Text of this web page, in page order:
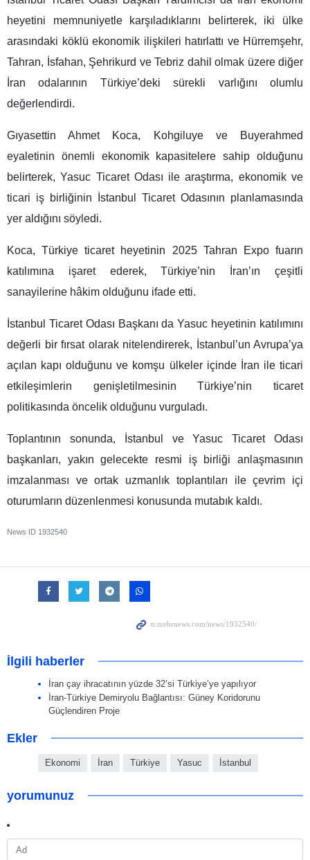
heyetini memnuniyetle karşıladıklarını belirterek, iki ülke
arasındaki köklü ekonomik ilişkileri hatırlattı ve Hürremşehr,
Tahran, İsfahan, Şehrikurd ve Tebriz dahil olmak üzere diğer
İran odalarının Türkiye’deki sürekli varlığını olumlu
değerlendirdi.
Gıyasettin Ahmet Koca, Kohgiluye ve Buyerahmed
eyaletinin önemli ekonomik kapasitelere sahip olduğunu
belirterek, Yasuc Ticaret Odası ile araştırma, ekonomik ve
ticari iş birliğinin İstanbul Ticaret Odasının planlamasında
yer aldığını söyledi.
Koca, Türkiye ticaret heyetinin 2025 Tahran Expo fuarın
katılımına işaret ederek, Türkiye’nin İran’ın çeşitli
sanayilerine hâkim olduğunu ifade etti.
İstanbul Ticaret Odası Başkanı da Yasuc heyetinin katılımını
değerli bir fırsat olarak nitelendirerek, İstanbul’un Avrupa’ya
açılan kapı olduğunu ve komşu ülkeler içinde İran ile ticari
etkileşimlerin genişletilmesinin Türkiye’nin ticaret
politikasında öncelik olduğunu vurguladı.
Toplantının sonunda, İstanbul ve Yasuc Ticaret Odası
başkanları, yakın gelecekte resmi iş birliği anlaşmasının
imzalanması ve ortak uzmanlık toplantıları ile çevrim içi
oturumların düzenlenmesi konusunda mutabık kaldı.
News ID 1932540
İlgili haberler
İran çay ihracatının yüzde 32’si Türkiye’ye yapılıyor
İran-Türkiye Demiryolu Bağlantısı: Güney Koridorunu
Güçlendiren Proje
Ekler
Ekonomi İran Türkiye Yasuc İstanbul
yorumunuz